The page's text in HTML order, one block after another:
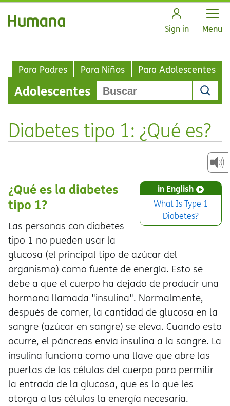
Sign in Open
Menu
Para Padres Para Niños Para Adolescentes
Adolescentes
Diabetes tipo 1: ¿Qué es?
in English
What Is Type 1
Diabetes?
¿Qué es la diabetes
tipo 1?
Las personas con diabetes
tipo 1 no pueden usar la
glucosa (el principal tipo de azúcar del
organismo) como fuente de energía. Esto se
debe a que el cuerpo ha dejado de producir una
hormona llamada "insulina". Normalmente,
después de comer, la cantidad de glucosa en la
sangre (azúcar en sangre) se eleva. Cuando esto
ocurre, el páncreas envía insulina a la sangre. La
insulina funciona como una llave que abre las
puertas de las células del cuerpo para permitir
la entrada de la glucosa, que es lo que les
otorga a las células la energía necesaria.